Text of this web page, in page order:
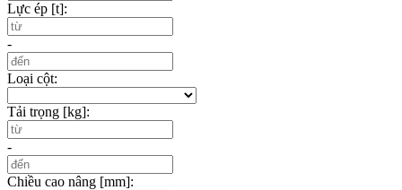
Lực ép [t]:
-
Loại cột:
Tải trọng [kg]:
-
Chiều cao nâng [mm]: